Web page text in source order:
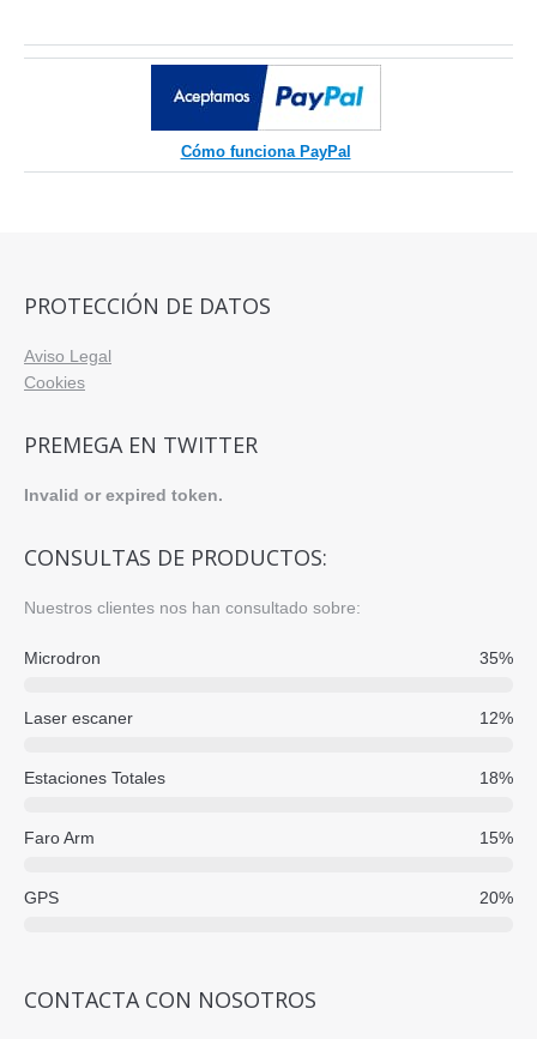
Cómo funciona PayPal
PROTECCIÓN DE DATOS
Aviso Legal
Cookies
PREMEGA EN TWITTER
Invalid or expired token.
CONSULTAS DE PRODUCTOS:
Nuestros clientes nos han consultado sobre:
Microdron 35%
Laser escaner 12%
Estaciones Totales 18%
Faro Arm 15%
GPS 20%
CONTACTA CON NOSOTROS